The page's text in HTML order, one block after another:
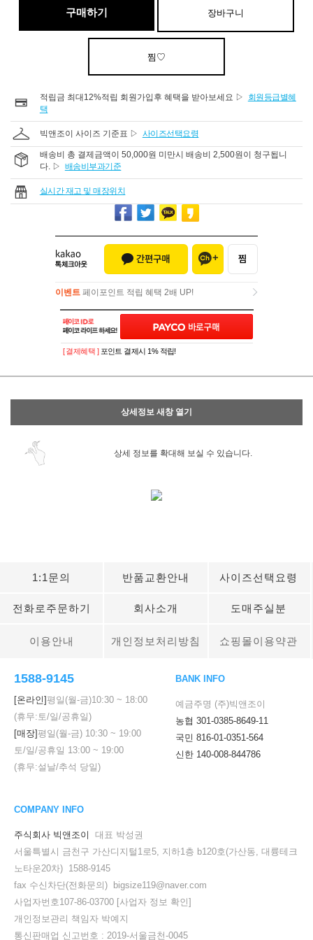
구매하기 장바구니
찜♡
적립금 최대12%적립 회원가입후 혜택을 받아보세요 ▷
회원등급별혜
택
빅앤조이 사이즈 기준표 ▷ 사이즈선택요령
배송비 총 결제금액이 50,000원 미만시 배송비 2,500원이 청구됩니
다. ▷ 배송비부과기준
실시간 재고 및 매장위치
이벤트 페이포인트 적립 혜택 2배 UP!
이벤트페이포인트 적립 혜택 2배 UP!
[ 결제혜택 ] 포인트 결제시 1% 적립!
상세정보 새창 열기
상세 정보를 확대해 보실 수 있습니다.
1:1문의 반품교환안내 사이즈선택요령
전화로주문하기 회사소개 도매주실분
이용안내 개인정보처리방침 쇼핑몰이용약관
1588-9145
[온라인]평일(월-금)10:30 ~ 18:00
(휴무:토/일/공휴일)
[매장]평일(월-금) 10:30 ~ 19:00
토/일/공휴일 13:00 ~ 19:00
(휴무:설날/추석 당일)
BANK INFO
예금주명 (주)빅앤조이
농협 301-0385-8649-11
국민 816-01-0351-564
신한 140-008-844786
COMPANY INFO
주식회사 빅앤조이
대표 박성권
서울특별시 금천구 가산디지털1로5, 지하1층 b120호(가산동, 대륭테크
노타운20차) 1588-9145
fax 수신차단(전화문의) bigsize119@naver.com
사업자번호107-86-03700 [사업자 정보 확인]
개인정보관리 책임자 박예지
통신판매업 신고번호 : 2019-서울금천-0045